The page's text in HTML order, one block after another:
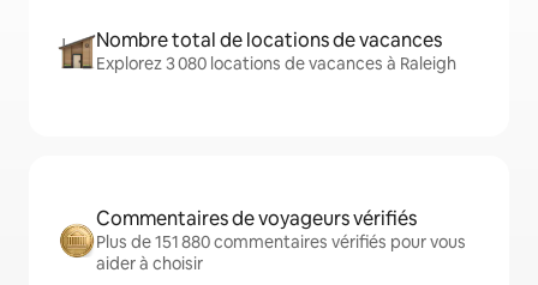
Nombre total de locations de vacances
Explorez 3 080 locations de vacances à Raleigh
Commentaires de voyageurs vérifiés
Plus de 151 880 commentaires vérifiés pour vous
aider à choisir